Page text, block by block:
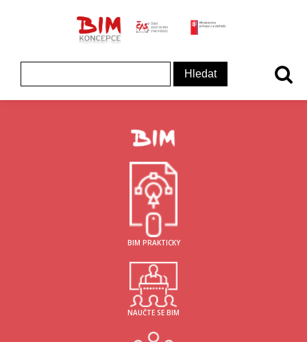
Koncepce BIM - logo
ČAS - logo
BIM PRAKTICKY
NAUČTE SE BIM